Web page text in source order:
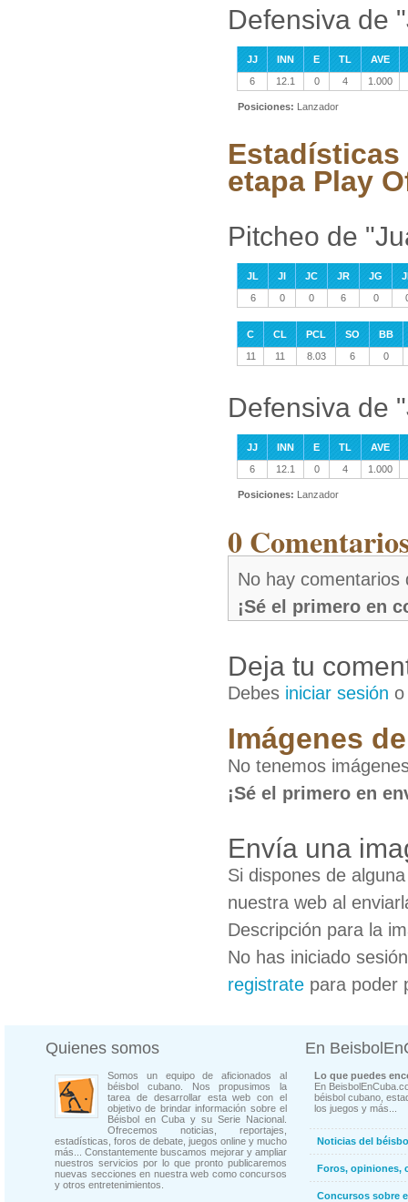
Defensiva de
JJ INN E TL
AVE
6
12.1 0 4 1.000
Posiciones: Lanzador
Estadísticas
etapa Play
Pitcheo de
JL JI JC JR JG
6
0 0 6 0
C CL PCL SO
BB
11
11 8.03 6 0
Defensiva de
JJ INN E TL
AVE
6
12.1 0 4 1.000
Posiciones: Lanzador
0
No hay comentarios
¡Sé el primero en
Deja tu
Debes iniciar sesión
Imágenes
No tenemos
¡Sé el primero en
Envía una
Si dispones de
nuestra web al
Descripción para la
No has iniciado
registrate para poder
Quienes somos
Somos un equipo de aficionados al
béisbol cubano. Nos propusimos la
tarea de desarrollar esta web con el
objetivo de brindar información sobre el
Béisbol en Cuba y su Serie Nacional.
Ofrecemos noticias, reportajes,
estadísticas, foros de debate, juegos online y mucho
más... Constantemente buscamos mejorar y ampliar
nuestros servicios por lo que pronto publicaremos
nuevas secciones en nuestra web como concursos
y otros entretenimientos.
En
Lo que puedes
En
béisbol cubano,
los juegos y más...
Noticias del
Foros, opiniones,
Concursos sobre